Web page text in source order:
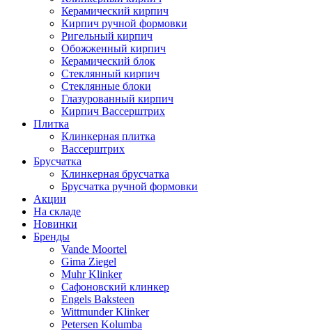
Керамический кирпич
Кирпич ручной формовки
Ригельный кирпич
Обожженный кирпич
Керамический блок
Стеклянный кирпич
Стеклянные блоки
Глазурованный кирпич
Кирпич Вассерштрих
Плитка
Клинкерная плитка
Вассерштрих
Брусчатка
Клинкерная брусчатка
Брусчатка ручной формовки
Акции
На складе
Новинки
Бренды
Vande Moortel
Gima Ziegel
Muhr Klinker
Сафоновский клинкер
Engels Baksteen
Wittmunder Klinker
Petersen Kolumba